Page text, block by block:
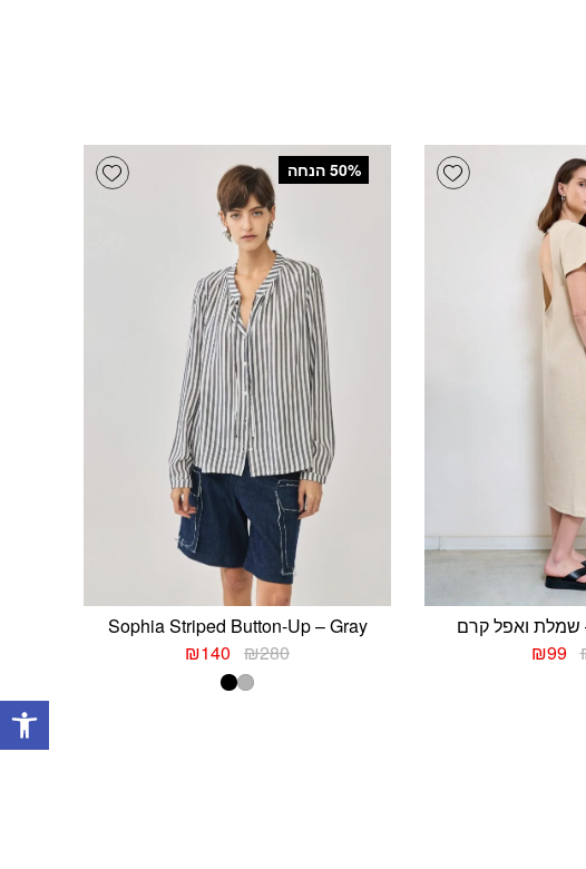
Add wishlist
המחיר
₪99
Add wishlist ‫50% הנחה
Sophia Striped Button-Up – Gray
₪280 המחיר
המקורי
היה:
₪140